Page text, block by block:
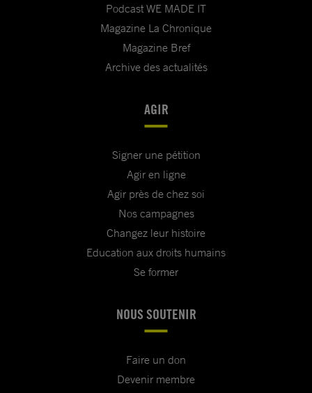
Podcast WE MADE IT
Magazine La Chronique
Magazine Bref
Archive des actualités
AGIR
Signer une pétition
Agir en ligne
Agir près de chez soi
Nos campagnes
Changez leur histoire
Education aux droits humains
Se former
NOUS SOUTENIR
Faire un don
Devenir membre